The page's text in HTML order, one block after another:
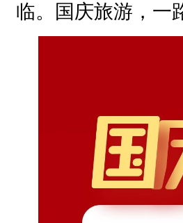
临。国庆旅游，一